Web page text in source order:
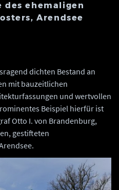
des ehemaligen
Arendsee
dichten Bestand an
mit bauzeitlichen
und wertvollen
Beispiel hierfür ist
Otto I. von Brandenburg,
gestifteten